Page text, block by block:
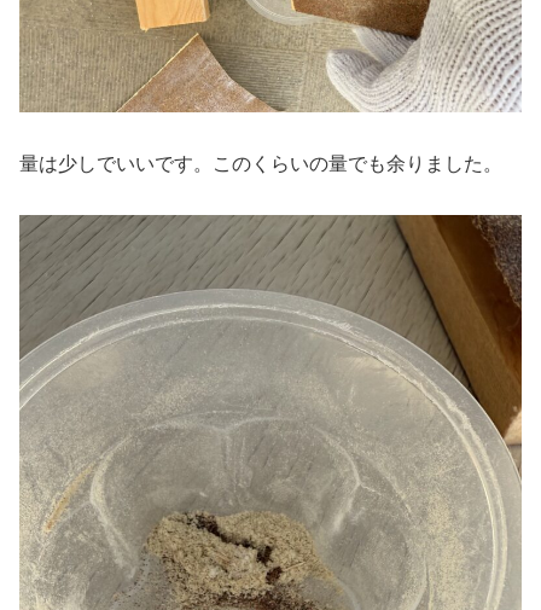
量は少しでいいです。このくらいの量でも余りました。